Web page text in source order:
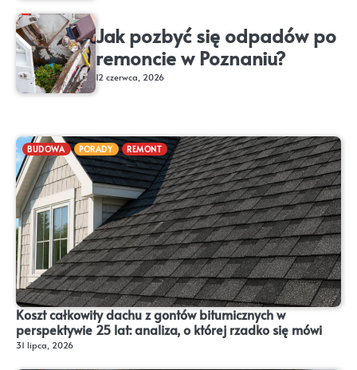
Jak pozbyć się odpadów po
remoncie w Poznaniu?
12 czerwca, 2026
BUDOWA PORADY REMONT
Koszt całkowity dachu z gontów bitumicznych w
perspektywie 25 lat: analiza, o której rzadko się mówi
31 lipca, 2026